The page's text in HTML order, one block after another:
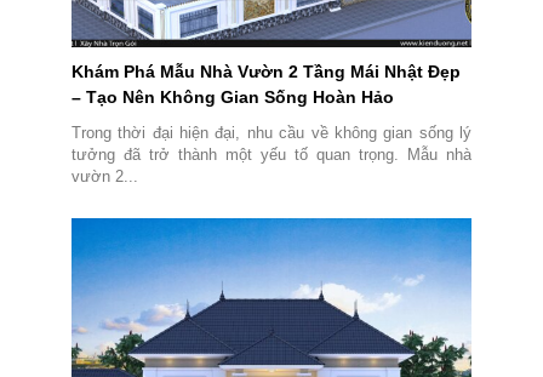
Khám Phá Mẫu Nhà Vườn 2 Tầng Mái Nhật Đẹp
– Tạo Nên Không Gian Sống Hoàn Hảo
Trong thời đại hiện đại, nhu cầu về không gian sống lý
tưởng đã trở thành một yếu tố quan trọng. Mẫu nhà
vườn 2...